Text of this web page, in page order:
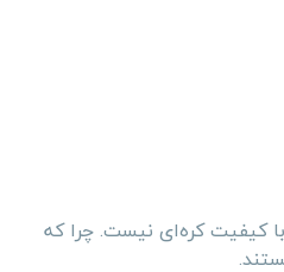
کیفیت کره‌ای نیست. چرا که